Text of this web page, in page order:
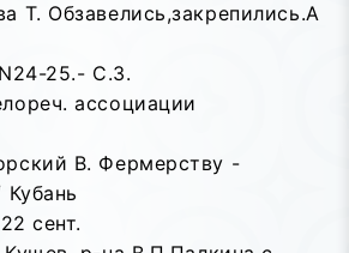
Т. Обзавелись,закрепились.А
25.- C.3.
ассоциации
В. Фермерству -
сент.